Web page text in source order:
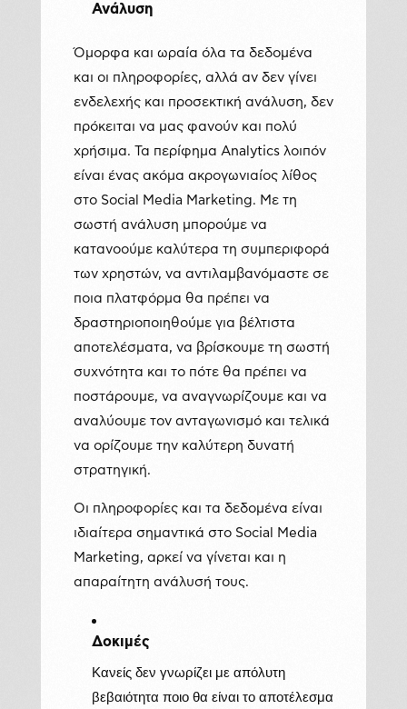
Ανάλυση
Όμορφα και ωραία όλα τα δεδομένα
και οι πληροφορίες, αλλά αν δεν γίνει
ενδελεχής και προσεκτική ανάλυση, δεν
πρόκειται να μας φανούν και πολύ
χρήσιμα. Τα περίφημα Analytics λοιπόν
είναι ένας ακόμα ακρογωνιαίος λίθος
στο Social Media Marketing. Με τη
σωστή ανάλυση μπορούμε να
κατανοούμε καλύτερα τη συμπεριφορά
των χρηστών, να αντιλαμβανόμαστε σε
ποια πλατφόρμα θα πρέπει να
δραστηριοποιηθούμε για βέλτιστα
αποτελέσματα, να βρίσκουμε τη σωστή
συχνότητα και το πότε θα πρέπει να
ποστάρουμε, να αναγνωρίζουμε και να
αναλύουμε τον ανταγωνισμό και τελικά
να ορίζουμε την καλύτερη δυνατή
στρατηγική.
Οι πληροφορίες και τα δεδομένα είναι
ιδιαίτερα σημαντικά στο Social Media
Marketing, αρκεί να γίνεται και η
απαραίτητη ανάλυσή τους.
Δοκιμές
Κανείς δεν γνωρίζει με απόλυτη
βεβαιότητα ποιο θα είναι το αποτέλεσμα